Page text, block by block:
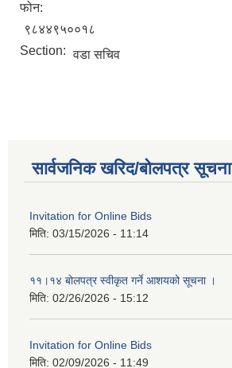
फोन:
९८४४९५००१८
Section: वडा सचिव
सार्वजनिक खरिद/बोलपत्र सूचना
Invitation for Online Bids
मिति: 03/15/2026 - 11:14
११।१४ बोलपत्र स्वीकृत गर्ने आशयको सूचना ।
मिति: 02/26/2026 - 15:12
Invitation for Online Bids
मिति: 02/09/2026 - 11:49